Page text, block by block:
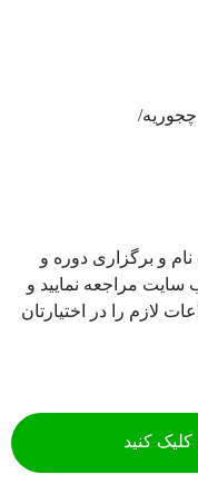
و برگزاری دوره و
سایت مراجعه نمایید و
لازم را در اختیارتان
کنید